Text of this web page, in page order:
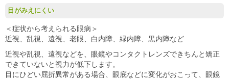
目がみえにくい
＜症状から考えられる眼病＞
近視、乱視、遠視、老眼、白内障、緑内障、黒内障など
近視や乱視、遠視などを、眼鏡やコンタクトレンズできちんと矯正
できていないと視力が低下します。
目にひどい屈折異常がある場合、眼底などに変化がおこって、眼鏡